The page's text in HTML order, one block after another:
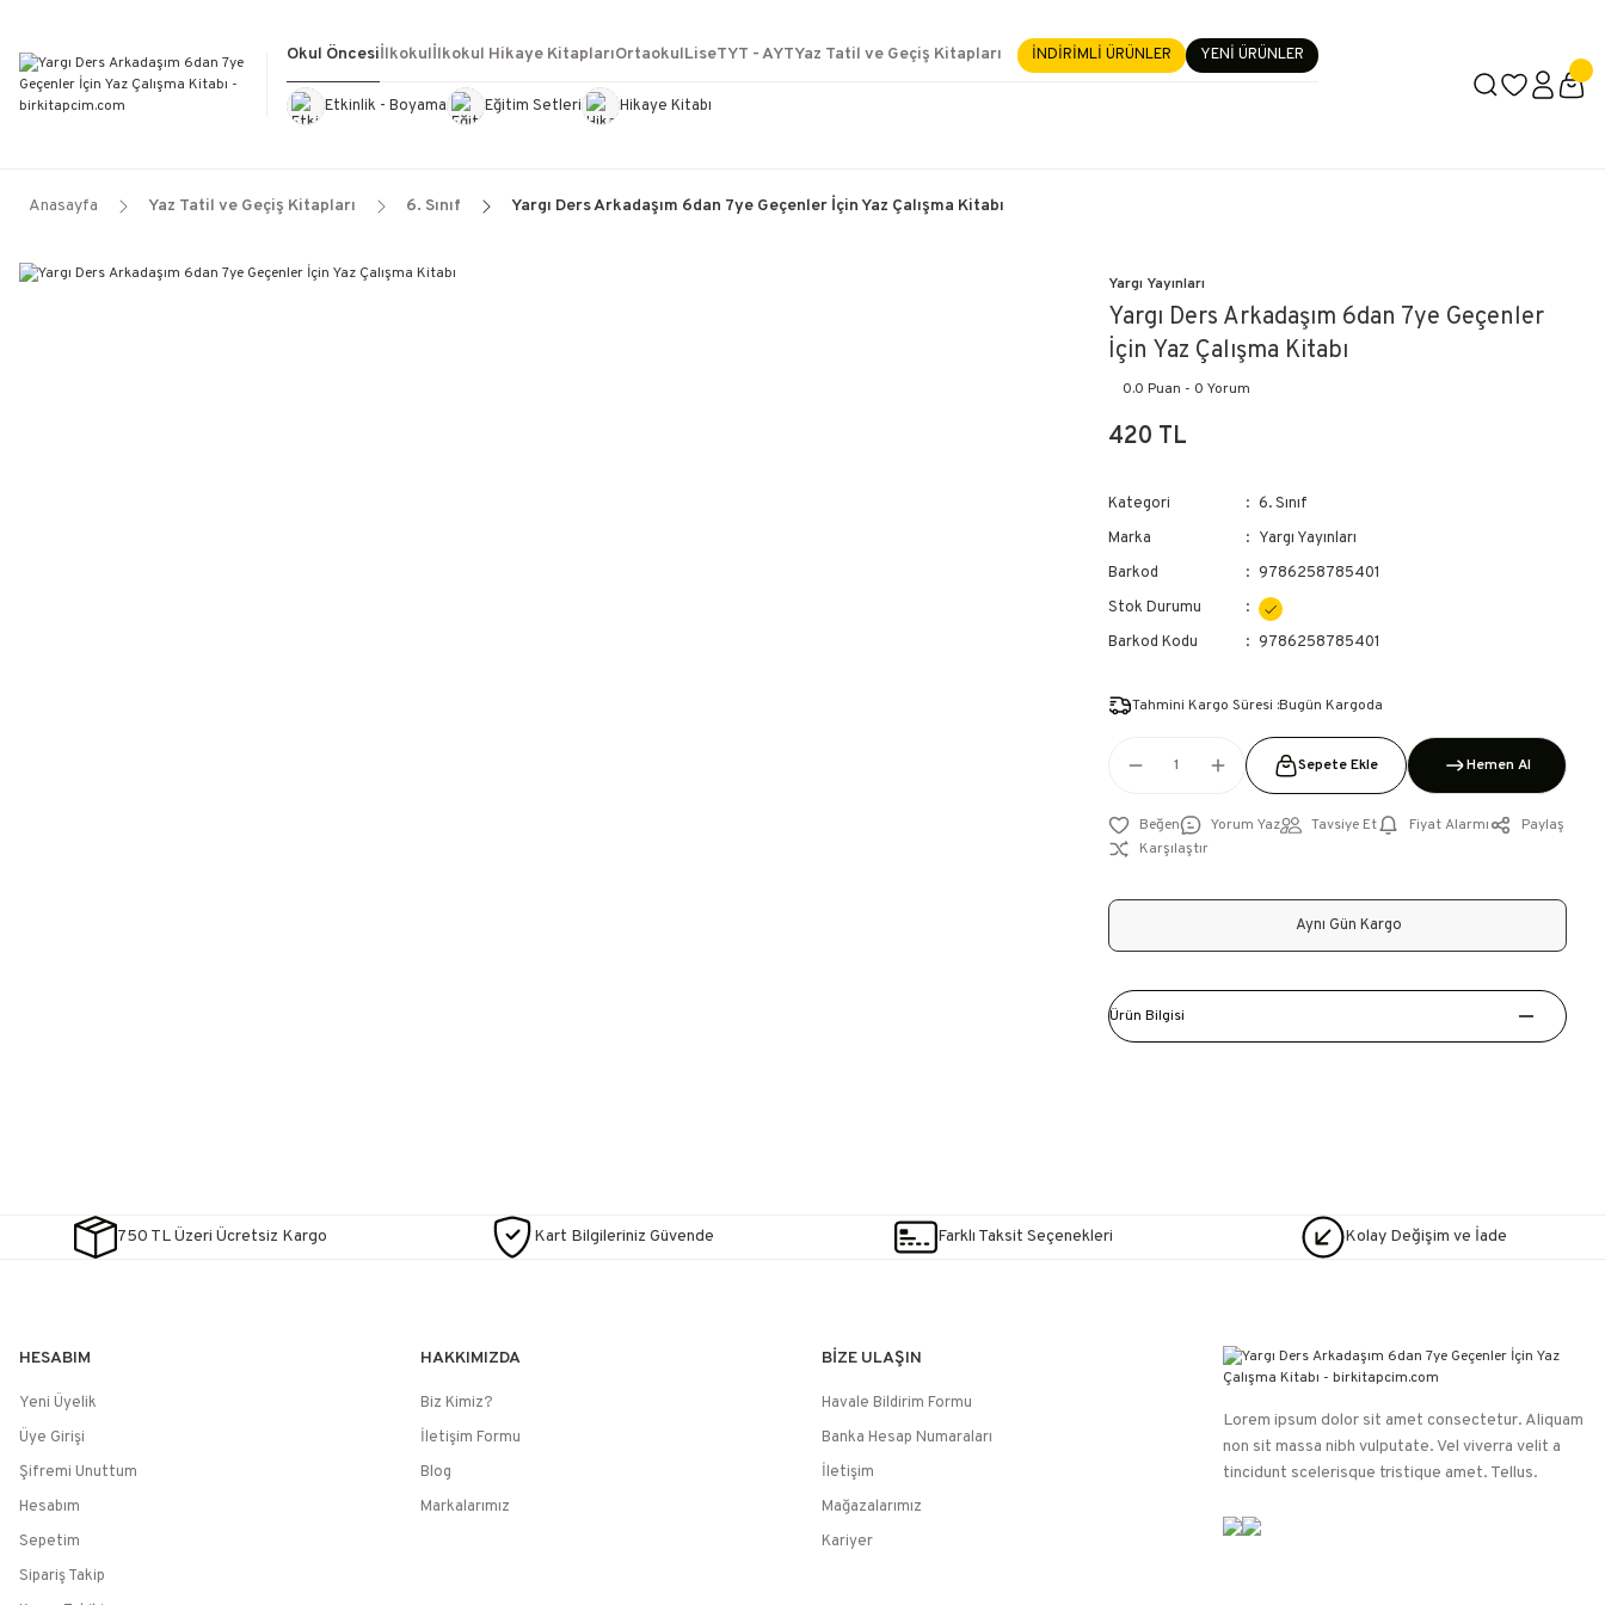
İçerik #3
Okul Öncesi
Etkinlik - Boyama Eğitim Setleri Hikaye Kitabı
İlkokulİlkokul Hikaye KitaplarıOrtaokulLiseTYT - AYTYaz Tatil ve Geçiş Kitapları
Kültür KitaplarıKırtasiye Görevde Yükselme- Uzmanlık
İNDİRİMLİ ÜRÜNLER YENİ ÜRÜNLER
Anasayfa Yaz Tatil ve Geçiş Kitapları 6. Sınıf Yargı Ders Arkadaşım 6dan 7ye Geçenler İçin Yaz Çalışma Kitabı
Yargı Yayınları
Yargı Ders Arkadaşım 6dan 7ye Geçenler
İçin Yaz Çalışma Kitabı
0.0 Puan - 0 Yorum
420 TL
Kategori
6. Sınıf
Marka
Yargı Yayınları
Barkod
9786258785401
Stok Durumu
Barkod Kodu
9786258785401
Tahmini Kargo Süresi :Bugün Kargoda
Sepete Ekle Hemen Al
Yorum Yaz Tavsiye Et Fiyat Alarmı
Paylaş
Karşılaştır
Aynı Gün Kargo
Ürün Bilgisi
750 TL Üzeri Ücretsiz Kargo Kart Bilgileriniz Güvende Farklı Taksit Seçenekleri Kolay Değişim ve İade
HESABIM
Yeni Üyelik
Üye Girişi
Şifremi Unuttum
Hesabım
Sepetim
Sipariş Takip
HAKKIMIZDA
Biz Kimiz?
İletişim Formu
Blog
Markalarımız
BİZE ULAŞIN
Havale Bildirim Formu
Banka Hesap Numaraları
İletişim
Mağazalarımız
Kariyer
Lorem ipsum dolor sit amet consectetur. Aliquam
non sit massa nibh vulputate. Vel viverra velit a
tincidunt scelerisque tristique amet. Tellus.